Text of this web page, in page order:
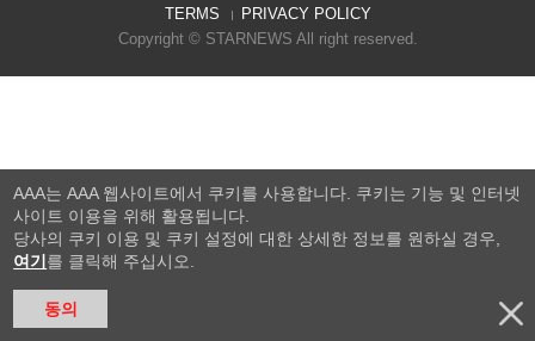
TERMS
PRIVACY POLICY
Copyright © STARNEWS All right reserved.
AAA는 AAA 웹사이트에서 쿠키를 사용합니다. 쿠키는 기능 및 인터넷
사이트 이용을 위해 활용됩니다.
당사의 쿠키 이용 및 쿠키 설정에 대한 상세한 정보를 원하실 경우,
여기 를 클릭해 주십시오.
동의